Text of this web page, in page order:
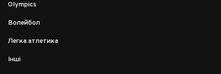
Olympics
Волейбол
Легка атлетика
Інші